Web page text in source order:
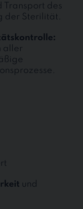
Transport des
der Sterilität.
aller
und